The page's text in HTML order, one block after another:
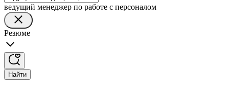
ведущий менеджер по работе с персоналом
Резюме
Найти